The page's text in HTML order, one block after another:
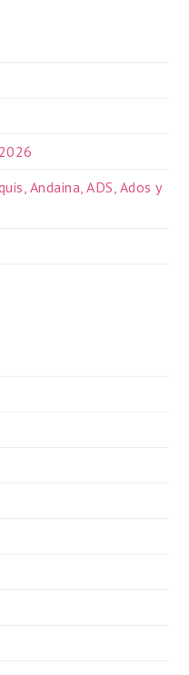
Andaina, ADS, Ados y